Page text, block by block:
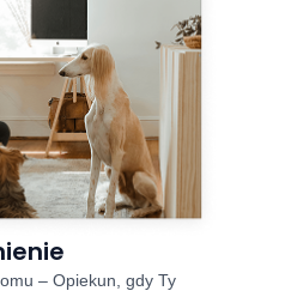
– Opiekun, gdy Ty